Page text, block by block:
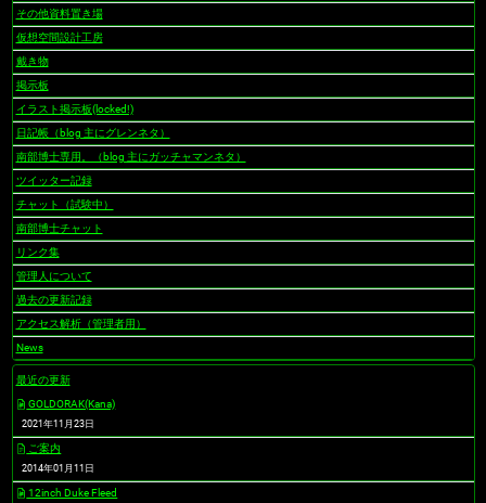
その他資料置き場
仮想空間設計工房
戴き物
掲示板
イラスト掲示板(locked!)
日記帳（blog 主にグレンネタ）
南部博士専用。（blog 主にガッチャマンネタ）
ツイッター記録
チャット（試験中）
南部博士チャット
リンク集
管理人について
過去の更新記録
アクセス解析（管理者用）
News
最近の更新
GOLDORAK(Kana)
2021年11月23日
ご案内
2014年01月11日
12inch Duke Fleed